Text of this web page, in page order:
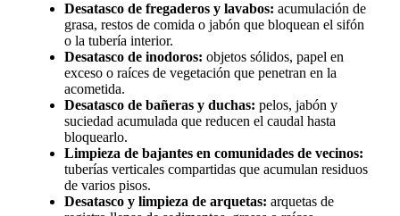
Desatasco de fregaderos y lavabos: acumulación de
grasa, restos de comida o jabón que bloquean el sifón
o la tubería interior.
Desatasco de inodoros: objetos sólidos, papel en
exceso o raíces de vegetación que penetran en la
acometida.
Desatasco de bañeras y duchas: pelos, jabón y
suciedad acumulada que reducen el caudal hasta
bloquearlo.
Limpieza de bajantes en comunidades de vecinos:
tuberías verticales compartidas que acumulan residuos
de varios pisos.
Desatasco y limpieza de arquetas: arquetas de